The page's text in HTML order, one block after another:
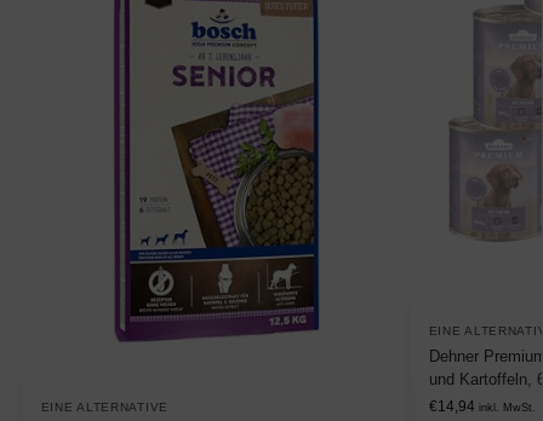
EINE ALTERNATIVE
EINE
Dehner
und Kartoffeln,
€14,94 inkl. MwSt.